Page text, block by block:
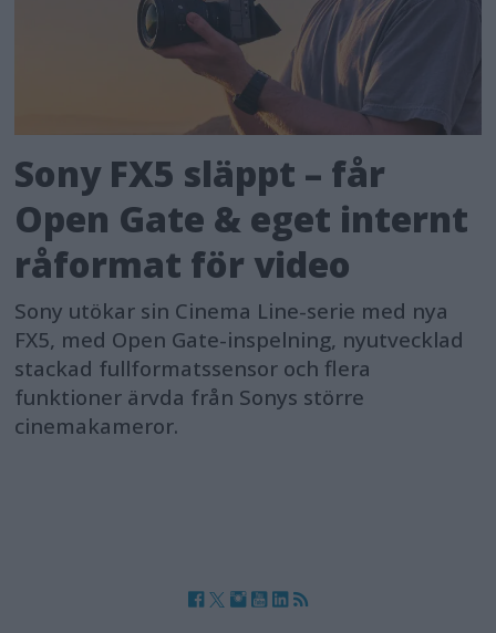
Sony FX5 släppt – får
Open Gate & eget internt
råformat för video
Sony utökar sin Cinema Line-serie med nya
FX5, med Open Gate-inspelning, nyutvecklad
stackad fullformatssensor och flera
funktioner ärvda från Sonys större
cinemakameror.